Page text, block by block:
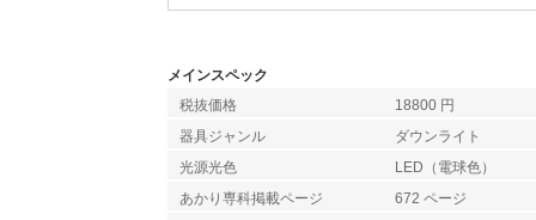
メインスペック
税抜価格
18800 円
器具ジャンル
ダウンライト
光源光色
LED（電球色）
あかり専科掲載ページ
672 ページ